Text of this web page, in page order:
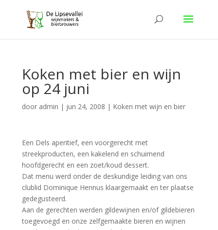
Koken met bier en wijn
op 24 juni
door admin | jun 24, 2008 | Koken met wijn en bier
Een Dels aperitief, een voorgerecht met
streekproducten, een kakelend en schuimend
hoofdgerecht en een zoet/koud dessert.
Dat menu werd onder de deskundige leiding van ons
clublid Dominique Hennus klaargemaakt en ter plaatse
gedegusteerd.
Aan de gerechten werden gildewijnen en/of gildebieren
toegevoegd en onze zelfgemaakte bieren en wijnen